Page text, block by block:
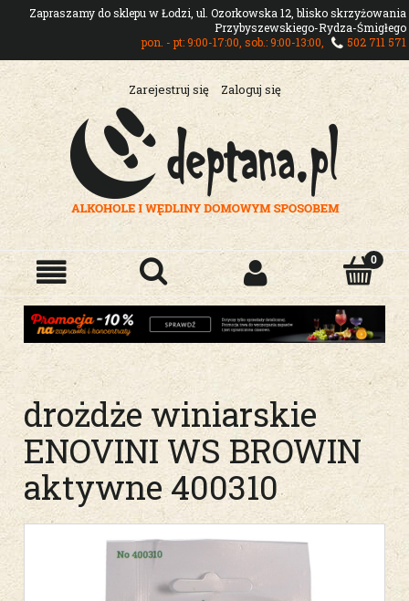
Zapraszamy do sklepu w Łodzi, ul. Ozorkowska 12, blisko skrzyżowania
Przybyszewskiego-Rydza-Śmigłego
pon. - pt: 9:00-17:00, sob.: 9:00-13:00,
502 711 571
Zarejestruj się Zaloguj się
drożdże winiarskie
ENOVINI WS BROWIN
aktywne 400310